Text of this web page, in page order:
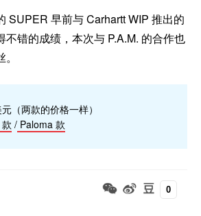
SUPER 早前与 Carhartt WIP 推出的
不错的成绩，本次与 P.A.M. 的合作也
（两款的价格一样）
/ Paloma 款
0